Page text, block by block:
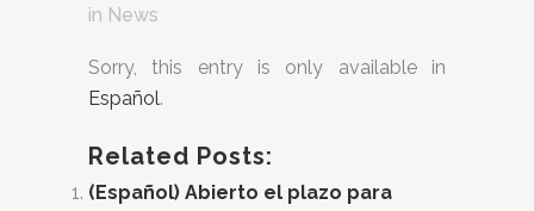
in News
Sorry, this entry is only available in
Español.
Related Posts:
(Español) Abierto el plazo para